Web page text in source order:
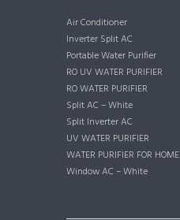
Air Conditioner
Inverter Split AC
Portable Water Purifier
RO UV WATER PURIFIER
RO WATER PURIFIER
Split AC – White
Split Inverter AC
UV WATER PURIFIER
WATER PURIFIER FOR HOME
Window AC – White